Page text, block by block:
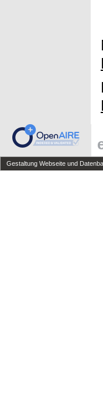
Gestaltung Webseite und